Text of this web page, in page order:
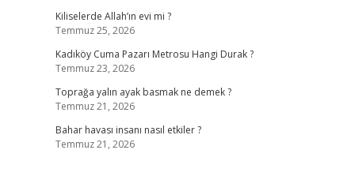
Kiliselerde Allah’ın evi mi ?
Temmuz 25, 2026
Kadıköy Cuma Pazarı Metrosu Hangi Durak ?
Temmuz 23, 2026
Toprağa yalın ayak basmak ne demek ?
Temmuz 21, 2026
Bahar havası insanı nasıl etkiler ?
Temmuz 21, 2026